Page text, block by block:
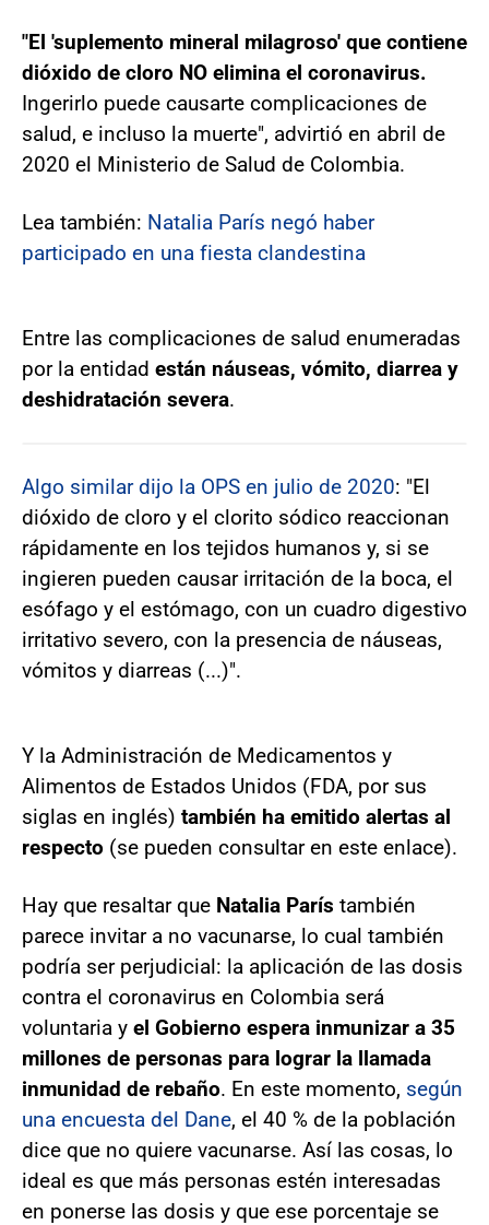
"El 'suplemento mineral milagroso' que contiene
dióxido de cloro NO elimina el coronavirus.
Ingerirlo puede causarte complicaciones de
salud, e incluso la muerte", advirtió en abril de
2020 el Ministerio de Salud de Colombia.
Lea también: Natalia París negó haber
participado en una fiesta clandestina
Entre las complicaciones de salud enumeradas
por la entidad están náuseas, vómito, diarrea y
deshidratación severa.
Algo similar dijo la OPS en julio de 2020: "El
dióxido de cloro y el clorito sódico reaccionan
rápidamente en los tejidos humanos y, si se
ingieren pueden causar irritación de la boca, el
esófago y el estómago, con un cuadro digestivo
irritativo severo, con la presencia de náuseas,
vómitos y diarreas (...)".
Y la Administración de Medicamentos y
Alimentos de Estados Unidos (FDA, por sus
siglas en inglés) también ha emitido alertas al
respecto (se pueden consultar en este enlace).
Hay que resaltar que Natalia París también
parece invitar a no vacunarse, lo cual también
podría ser perjudicial: la aplicación de las dosis
contra el coronavirus en Colombia será
voluntaria y el Gobierno espera inmunizar a 35
millones de personas para lograr la llamada
inmunidad de rebaño. En este momento, según
una encuesta del Dane, el 40 % de la población
dice que no quiere vacunarse. Así las cosas, lo
ideal es que más personas estén interesadas
en ponerse las dosis y que ese porcentaje se